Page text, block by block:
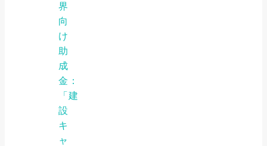
界
向
け
助
成
金：
「建
設
キ
ャ